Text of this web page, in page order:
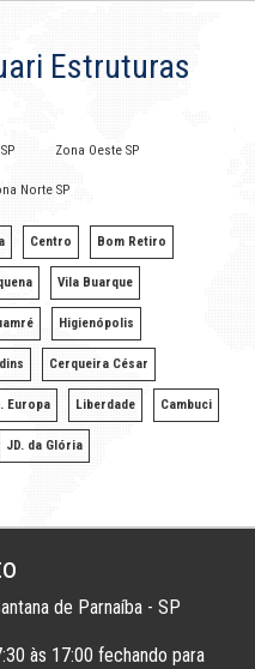
Estruturas
Zona Oeste SP
Norte SP
Centro Bom Retiro
Vila Buarque
Higienópolis
Cerqueira César
Europa Liberdade Cambuci
JD. da Glória
de Parnaíba - SP
às 17:00 fechando para